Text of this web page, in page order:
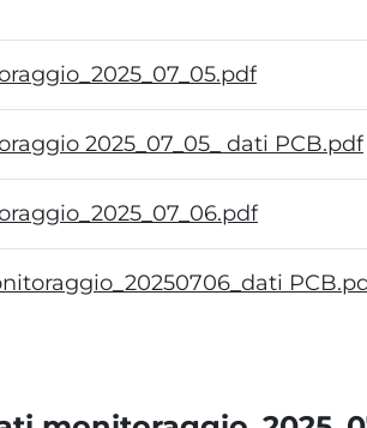
2025_07_05_ dati PCB.pdf